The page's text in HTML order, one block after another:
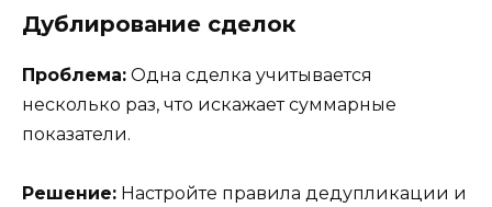
Дублирование сделок
Проблема: Одна сделка учитывается
несколько раз, что искажает суммарные
показатели.
Решение: Настройте правила дедупликации и